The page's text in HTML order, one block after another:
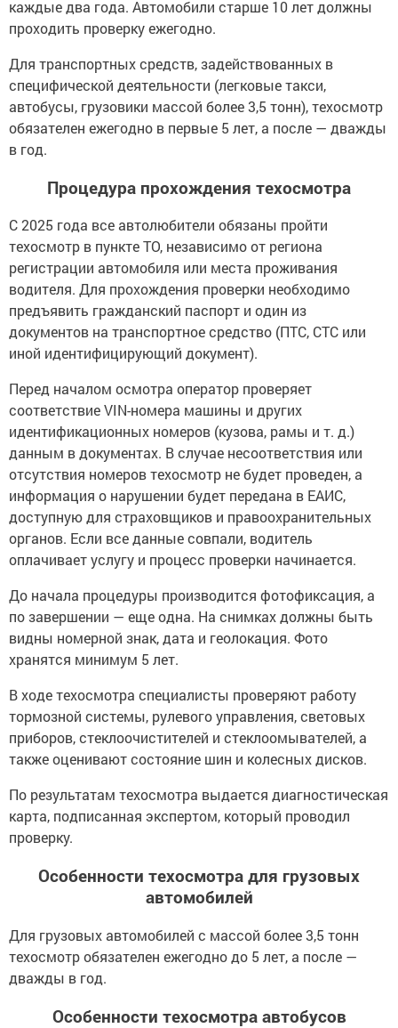
каждые два года. Автомобили старше 10 лет должны
проходить проверку ежегодно.
Для транспортных средств, задействованных в
специфической деятельности (легковые такси,
автобусы, грузовики массой более 3,5 тонн), техосмотр
обязателен ежегодно в первые 5 лет, а после — дважды
в год.
Процедура прохождения техосмотра
С 2025 года все автолюбители обязаны пройти
техосмотр в пункте ТО, независимо от региона
регистрации автомобиля или места проживания
водителя. Для прохождения проверки необходимо
предъявить гражданский паспорт и один из
документов на транспортное средство (ПТС, СТС или
иной идентифицирующий документ).
Перед началом осмотра оператор проверяет
соответствие VIN-номера машины и других
идентификационных номеров (кузова, рамы и т. д.)
данным в документах. В случае несоответствия или
отсутствия номеров техосмотр не будет проведен, а
информация о нарушении будет передана в ЕАИС,
доступную для страховщиков и правоохранительных
органов. Если все данные совпали, водитель
оплачивает услугу и процесс проверки начинается.
До начала процедуры производится фотофиксация, а
по завершении — еще одна. На снимках должны быть
видны номерной знак, дата и геолокация. Фото
хранятся минимум 5 лет.
В ходе техосмотра специалисты проверяют работу
тормозной системы, рулевого управления, световых
приборов, стеклоочистителей и стеклоомывателей, а
также оценивают состояние шин и колесных дисков.
По результатам техосмотра выдается диагностическая
карта, подписанная экспертом, который проводил
проверку.
Особенности техосмотра для грузовых
автомобилей
Для грузовых автомобилей с массой более 3,5 тонн
техосмотр обязателен ежегодно до 5 лет, а после —
дважды в год.
Особенности техосмотра автобусов